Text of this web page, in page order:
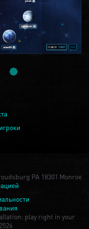
PA 18301 Monroe
play right in your